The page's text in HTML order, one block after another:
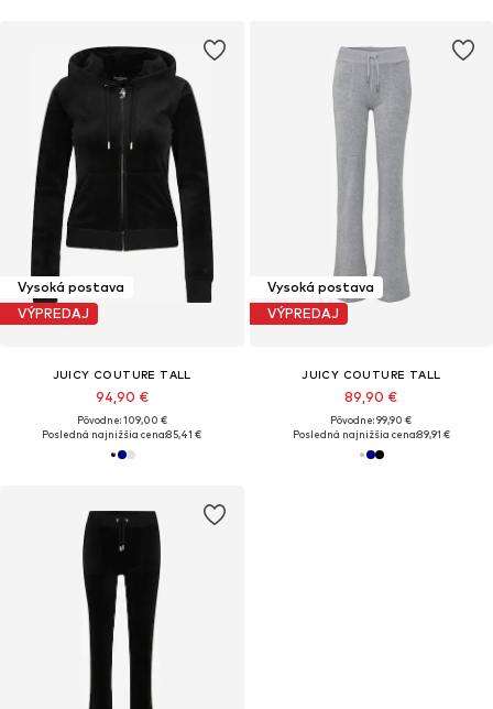
Vysoká postava
VÝPREDAJ
JUICY COUTURE TALL
94,90 €
Pôvodne: 109,00 €
Posledná najnižšia cena:85,41 €
Vysoká postava
VÝPREDAJ
JUICY COUTURE TALL
89,90 €
Pôvodne: 99,90 €
Posledná najnižšia cena:89,91 €